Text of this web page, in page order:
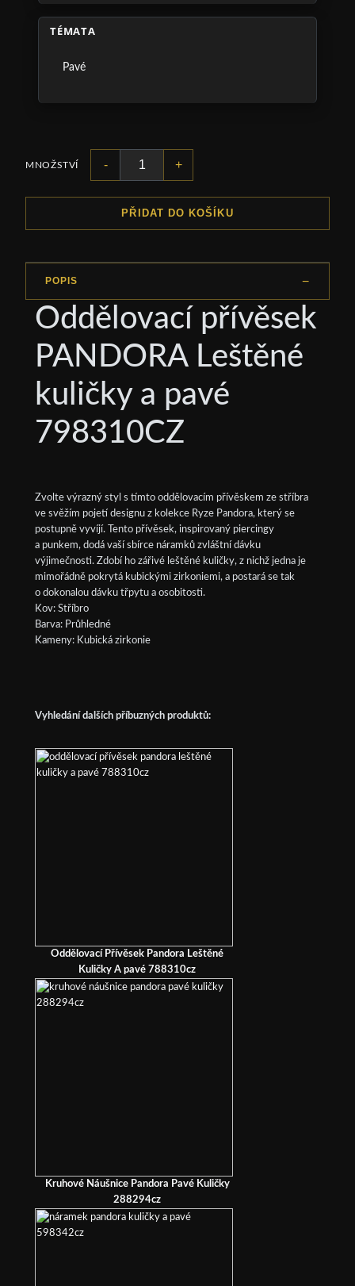
TÉMATA
Pavé
MNOŽSTVÍ - +
PŘIDAT DO KOŠÍKU
POPIS
Oddělovací přívěsek
PANDORA Leštěné
kuličky a pavé
798310CZ
Zvolte výrazný styl s tímto oddělovacím přívěskem ze stříbra
ve svěžím pojetí designu z kolekce Ryze Pandora, který se
postupně vyvíjí. Tento přívěsek, inspirovaný piercingy
a punkem, dodá vaší sbírce náramků zvláštní dávku
výjimečnosti. Zdobí ho zářivé leštěné kuličky, z nichž jedna je
mimořádně pokrytá kubickými zirkoniemi, a postará se tak
o dokonalou dávku třpytu a osobitosti.
Kov: Stříbro
Barva: Průhledné
Kameny: Kubická zirkonie
Vyhledání dalších příbuzných produktů:
Oddělovací Přívěsek Pandora Leštěné
Kuličky A pavé 788310cz
Kruhové Náušnice Pandora Pavé Kuličky
288294cz